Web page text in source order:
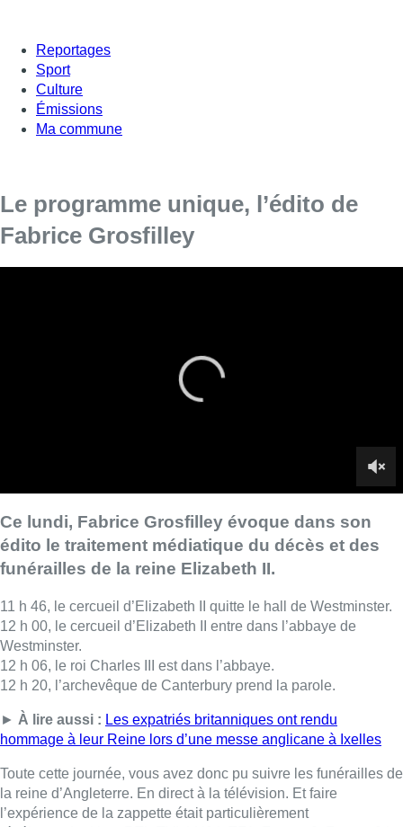
Reportages
Sport
Culture
Émissions
Ma commune
Le programme unique, l’édito de
Fabrice Grosfilley
11 h 46, le cercueil d’Elizabeth II quitte le hall de Westminster.
12 h 00, le cercueil d’Elizabeth II entre dans l’abbaye de
hommage à leur Reine lors d’une messe anglicane à Ixelles
Toute cette journée, vous avez donc pu suivre les funérailles de
la reine d’Angleterre.En direct à la télévision.Et faire
l’expérience de la zappette était particulièrement
LCI, BFM, LaVRT, CNN et on ne vous parle pas
des chaînes anglaises.Les mêmes images partout.Seul le
commentaire différait légèrement en fonction des journalistes
ou spécialistes invités en plateau.
Fabrice Grosfilley
King”. 14 h 05, le cercueil d’Elizabeth II est dans un corbillard.Il
sort de Londres, direction le château de Windsor. 14 h 52, il y a
du soleil.